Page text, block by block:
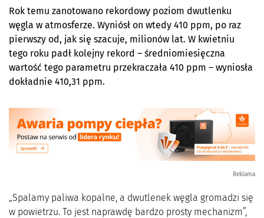
Rok temu zanotowano rekordowy poziom dwutlenku
węgla w atmosferze. Wyniósł on wtedy 410 ppm, po raz
pierwszy od, jak się szacuje, milionów lat. W kwietniu
tego roku padł kolejny rekord – średniomiesięczna
wartość tego parametru przekraczała 410 ppm – wyniosła
dokładnie 410,31 ppm.
Reklama
„Spalamy paliwa kopalne, a dwutlenek węgla gromadzi się
w powietrzu. To jest naprawdę bardzo prosty mechanizm”,